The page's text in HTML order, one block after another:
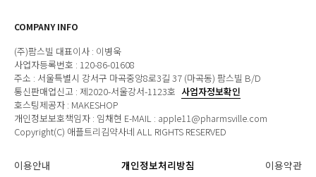
COMPANY INFO
(주)팜스빌 대표이사 : 이병욱
사업자등록번호 : 120-86-01608
주소 : 서울특별시 강서구 마곡중앙8로3길 37 (마곡동) 팜스빌 B/D
통신판매업신고 : 제2020-서울강서-1123호 사업자정보확인
호스팅제공자 : MAKESHOP
개인정보보호책임자 : 임채현 E-MAIL : apple11@pharmsville.com
Copyright(C) 애플트리김약사네 ALL RIGHTS RESERVED
이용안내 개인정보처리방침 이용약관